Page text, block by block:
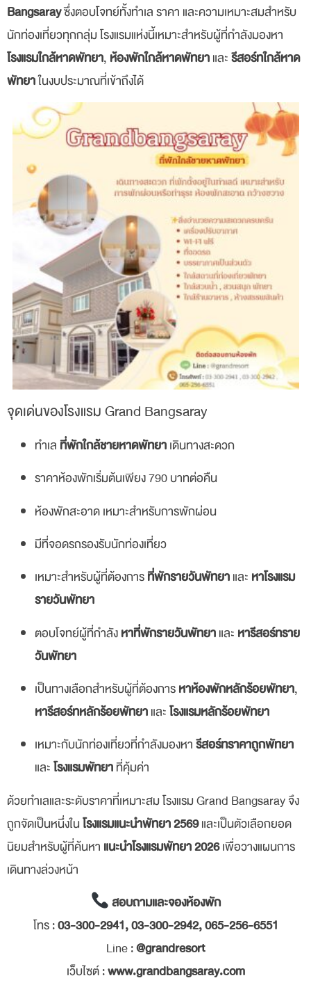
Bangsarayซึ่งตอบโจทย์ทั้งทำเล ราคา และความเหมาะสมสำหรับ
นักท่องเที่ยวทุกกลุ่ม โรงแรมแห่งนี้เหมาะสำหรับผู้ที่กำลังมองหา
โรงแรมใกล้หาดพัทยา, ห้องพักใกล้หาดพัทยาและรีสอร์ทใกล้หาด
พัทยาในงบประมาณที่เข้าถึงได้
จุดเด่นของโรงแรม Grand Bangsaray
ทำเลที่พักใกล้ชายหาดพัทยาเดินทางสะดวก
ราคาห้องพักเริ่มต้นเพียง 790 บาทต่อคืน
ห้องพักสะอาด เหมาะสำหรับการพักผ่อน
มีที่จอดรถรองรับนักท่องเที่ยว
เหมาะสำหรับผู้ที่ต้องการที่พักรายวันพัทยาและ หาโรงแรม
รายวันพัทยา
ตอบโจทย์ผู้ที่กำลังหาที่พักรายวันพัทยาและ หารีสอร์ทราย
วันพัทยา
เป็นทางเลือกสำหรับผู้ที่ต้องการหาห้องพักหลักร้อยพัทยา,
หารีสอร์ทหลักร้อยพัทยาและโรงแรมหลักร้อยพัทยา
เหมาะกับนักท่องเที่ยวที่กำลังมองหารีสอร์ทราคาถูกพัทยา
และโรงแรมพัทยาที่คุ้มค่า
ด้วยทำเลและระดับราคาที่เหมาะสม โรงแรม Grand Bangsaray จึง
ถูกจัดเป็นหนึ่งในโรงแรมแนะนำพัทยา 2569และเป็นตัวเลือกยอด
นิยมสำหรับผู้ที่ค้นหา แนะนำโรงแรมพัทยา 2026เพื่อวางแผนการ
เดินทางล่วงหน้า
สอบถามและจองห้องพัก
โทร :03-300-2941, 03-300-2942, 065-256-6551
Line :@grandresort
เว็บไซต์ :www.grandbangsaray.com